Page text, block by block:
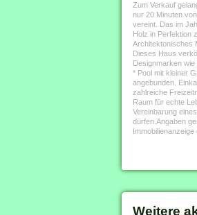
Zum Verkauf
nur 20 Minuten
vereint. Das im
Holz in Perfektion
Architektonisches
Dieses Haus
Designmarken
* Pool mit kleiner
angebunden.
zahlreiche
Raum für echte
Vereinbarung
dürfen.Angaben
Weitere